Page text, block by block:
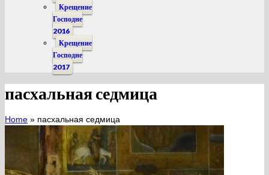
Крещение
Господне
2016
Крещение
Господне
2017
пасхальная седмица
Home » пасхальная седмица